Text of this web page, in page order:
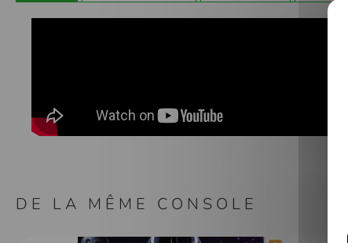
Galerie
DE LA MÊME CONSOLE